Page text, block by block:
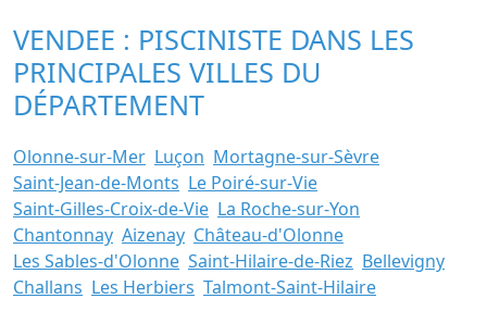
VENDEE : PISCINISTE DANS LES
PRINCIPALES VILLES DU
DÉPARTEMENT
Olonne-sur-Mer Luçon Mortagne-sur-Sèvre
Saint-Jean-de-Monts Le Poiré-sur-Vie
Saint-Gilles-Croix-de-Vie La Roche-sur-Yon
Chantonnay Aizenay Château-d'Olonne
Les Sables-d'Olonne Saint-Hilaire-de-Riez Bellevigny
Challans Les Herbiers Talmont-Saint-Hilaire